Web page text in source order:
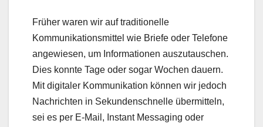
Früher waren wir auf traditionelle
Kommunikationsmittel wie Briefe oder Telefone
angewiesen, um Informationen auszutauschen.
Dies konnte Tage oder sogar Wochen dauern.
Mit digitaler Kommunikation können wir jedoch
Nachrichten in Sekundenschnelle übermitteln,
sei es per E-Mail, Instant Messaging oder